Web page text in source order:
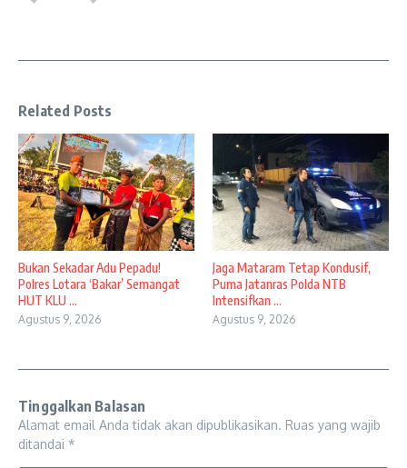
Related Posts
Bukan Sekadar Adu Pepadu!
Polres Lotara ‘Bakar’ Semangat
HUT KLU ...
Agustus 9, 2026
Jaga Mataram Tetap Kondusif,
Puma Jatanras Polda NTB
Intensifkan ...
Agustus 9, 2026
Tinggalkan Balasan
Alamat email Anda tidak akan dipublikasikan. Ruas yang wajib
ditandai *